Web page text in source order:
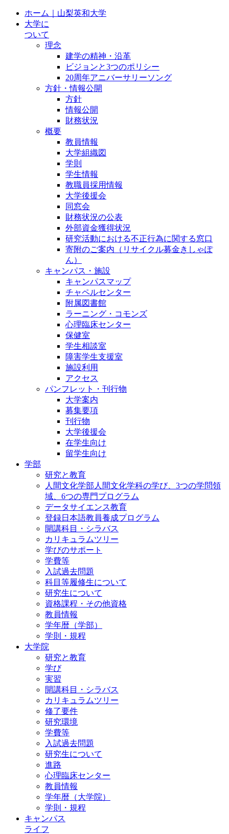
ホーム｜山梨英和大学
大学に
ついて
理念
建学の精神・沿革
ビジョンと3つのポリシー
20周年アニバーサリーソング
方針・情報公開
方針
情報公開
財務状況
概要
教員情報
大学組織図
学則
学生情報
教職員採用情報
大学後援会
同窓会
財務状況の公表
外部資金獲得状況
研究活動における不正行為に関する窓口
寄附のご案内（リサイクル募金きしゃぽ
ん）
キャンパス・施設
キャンパスマップ
チャペルセンター
附属図書館
ラーニング・コモンズ
心理臨床センター
保健室
学生相談室
障害学生支援室
施設利用
アクセス
パンフレット・刊行物
大学案内
募集要項
刊行物
大学後援会
在学生向け
留学生向け
学部
研究と教育
人間文化学部人間文化学科の学び、3つの学問領
域、6つの専門プログラム
データサイエンス教育
登録日本語教員養成プログラム
開講科目・シラバス
カリキュラムツリー
学びのサポート
学費等
入試過去問題
科目等履修生について
研究生について
資格課程・その他資格
教員情報
学年暦（学部）
学則・規程
大学院
研究と教育
学び
実習
開講科目・シラバス
カリキュラムツリー
修了要件
研究環境
学費等
入試過去問題
研究生について
進路
心理臨床センター
教員情報
学年暦（大学院）
学則・規程
キャンパス
ライフ